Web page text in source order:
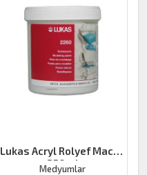
Lukas Acryl Rolyef Macun
250ml
Medyumlar